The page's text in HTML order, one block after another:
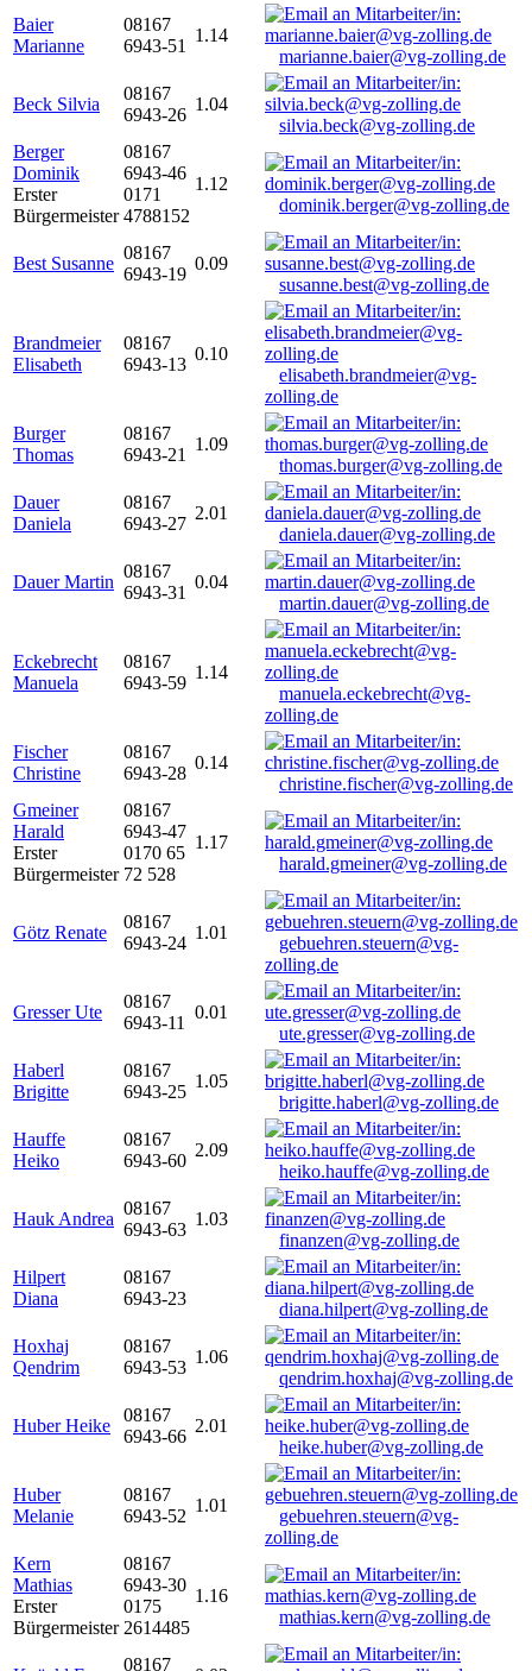
Baier
Marianne
08167
6943-51
1.14
marianne.baier@vg-zolling.de
Beck Silvia
08167
6943-26
1.04
silvia.beck@vg-zolling.de
Berger
Dominik
Erster
Bürgermeister
08167
6943-46
0171
4788152
1.12
dominik.berger@vg-zolling.de
Best Susanne
08167
6943-19
0.09
susanne.best@vg-zolling.de
Brandmeier
Elisabeth
08167
6943-13
0.10
elisabeth.brandmeier@vg-
zolling.de
Burger
Thomas
08167
6943-21
1.09
thomas.burger@vg-zolling.de
Dauer
Daniela
08167
6943-27
2.01
daniela.dauer@vg-zolling.de
Dauer Martin
08167
6943-31
0.04
martin.dauer@vg-zolling.de
Eckebrecht
Manuela
08167
6943-59
1.14
manuela.eckebrecht@vg-
zolling.de
Fischer
Christine
08167
6943-28
0.14
christine.fischer@vg-zolling.de
Gmeiner
Harald
Erster
Bürgermeister
08167
6943-47
0170 65
72 528
1.17
harald.gmeiner@vg-zolling.de
Götz Renate
08167
6943-24
1.01
gebuehren.steuern@vg-
zolling.de
Gresser Ute
08167
6943-11
0.01
ute.gresser@vg-zolling.de
Haberl
Brigitte
08167
6943-25
1.05
brigitte.haberl@vg-zolling.de
Hauffe
Heiko
08167
6943-60
2.09
heiko.hauffe@vg-zolling.de
Hauk Andrea
08167
6943-63
1.03
finanzen@vg-zolling.de
Hilpert
Diana
08167
6943-23
diana.hilpert@vg-zolling.de
Hoxhaj
Qendrim
08167
6943-53
1.06
qendrim.hoxhaj@vg-zolling.de
Huber Heike
08167
6943-66
2.01
heike.huber@vg-zolling.de
Huber
Melanie
08167
6943-52
1.01
gebuehren.steuern@vg-
zolling.de
Kern
Mathias
Erster
Bürgermeister
08167
6943-30
0175
2614485
1.16
mathias.kern@vg-zolling.de
08167